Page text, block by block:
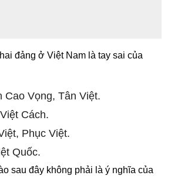
đảng ở Việt Nam là tay sai của
Cao Vọng, Tân Việt.
Cách.
Phục Việt.
Quốc.
sau đây không phải là ý nghĩa của